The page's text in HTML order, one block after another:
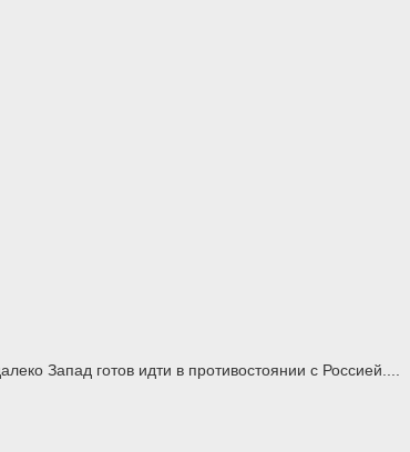
Запад готов идти в противостоянии с Россией....